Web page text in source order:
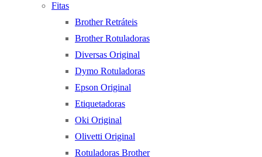
Fitas
Brother Retráteis
Brother Rotuladoras
Diversas Original
Dymo Rotuladoras
Epson Original
Etiquetadoras
Oki Original
Olivetti Original
Rotuladoras Brother